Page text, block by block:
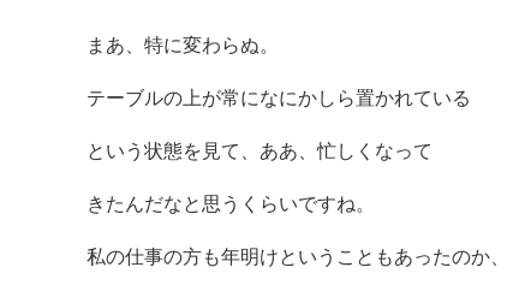
まあ、特に変わらぬ。
テーブルの上が常になにかしら置かれている
という状態を見て、ああ、忙しくなって
きたんだなと思うくらいですね。
私の仕事の方も年明けということもあったのか、